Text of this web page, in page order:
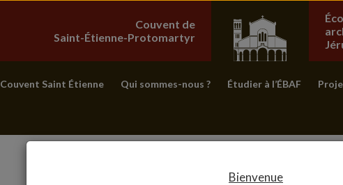
Couvent de
Saint-Étienne-Protomartyr
Couvent Saint Étienne Qui sommes-nous ? Étudier à l’ÉBAF
Bienvenue